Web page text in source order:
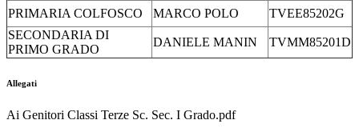
PRIMARIA COLFOSCO MARCO POLO
TVEE85202G
SECONDARIA DI
PRIMO GRADO
DANIELE MANIN TVMM85201D
Allegati
Ai Genitori Classi Terze Sc. Sec. I Grado.pdf